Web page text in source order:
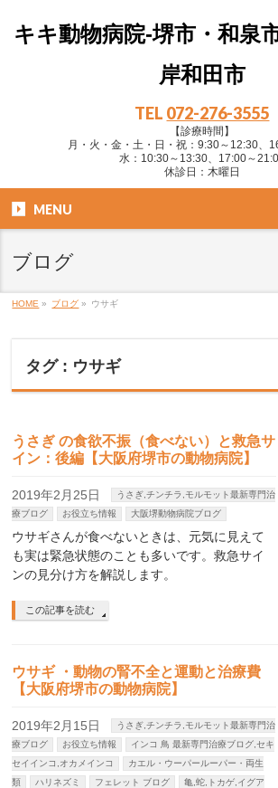
キキ動物病院-堺市・和泉
岸和田市
TEL 072-276-3555
【診療時間】
月・火・金・土・日・祝：9:30～12:30、
水：10:30～13:30、17:00～
休診日：木曜日
MENU
ブログ
HOME » ブログ » ウサギ
タグ : ウサギ
うさぎ の食欲不振（食べない）と救急サ
イン：後編【大阪府堺市の動物病院】
2019年2月25日
うさぎ,チンチラ,モルモット最新専門治
療ブログ
お役立ち情報 大阪堺動物病院ブログ
ウサギさんが食べないときは、元気に見えて
も実は緊急状態のことも多いです。救急サイ
ンの見分け方を解説します。
この記事を読む
ウサギ ・動物の腎不全と運動と治療費
【大阪府堺市の動物病院】
2019年2月15日
うさぎ,チンチラ,モルモット最新専門治
療ブログ
お役立ち情報
インコ 鳥 最新専門治療ブログ,セキ
セイインコ,オカメインコ
カエル・ウーパールーパー・両生
類
ハリネズミ フェレット ブログ
亀,蛇,トカゲ,イグア